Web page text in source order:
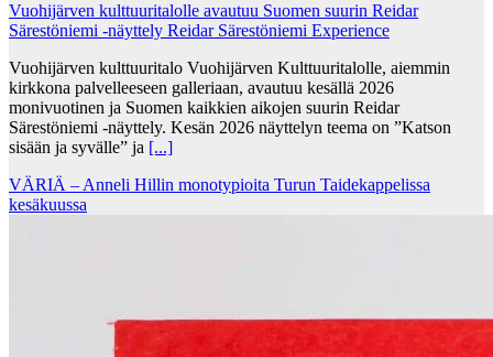
Vuohijärven kulttuuritalolle avautuu Suomen suurin Reidar
Särestöniemi -näyttely Reidar Särestöniemi Experience
Vuohijärven kulttuuritalo Vuohijärven Kulttuuritalolle, aiemmin
kirkkona palvelleeseen galleriaan, avautuu kesällä 2026
monivuotinen ja Suomen kaikkien aikojen suurin Reidar
Särestöniemi -näyttely. Kesän 2026 näyttelyn teema on ”Katson
sisään ja syvälle” ja [...]
VÄRIÄ – Anneli Hillin monotypioita Turun Taidekappelissa
kesäkuussa